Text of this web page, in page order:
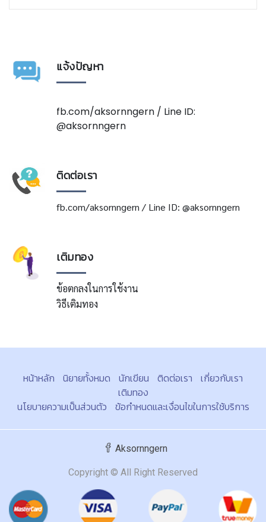
แจ้งปัญหา
fb.com/aksornngern / Line ID:
@aksornngern
ติดต่อเรา
fb.com/aksornngern / Line ID: @aksornngern
เติมทอง
ข้อตกลงในการใช้งาน
วิธีเติมทอง
หน้าหลัก นิยายทั้งหมด นักเขียน ติดต่อเรา
เกี่ยวกับเรา
เติมทอง
นโยบายความเป็นส่วนตัว
ข้อกำหนดและเงื่อนไขในการใช้บริการ
Aksornngern
Copyright © All Right Reserved